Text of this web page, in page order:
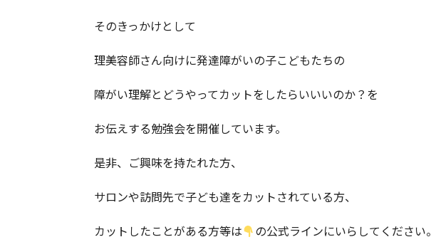
そのきっかけとして
理美容師さん向けに発達障がいの子こどもたちの
障がい理解とどうやってカットをしたらいいいのか？を
お伝えする勉強会を開催しています。
是非、ご興味を持たれた方、
サロンや訪問先で子ども達をカットされている方、
カットしたことがある方等は
の公式ラインにいらしてください。